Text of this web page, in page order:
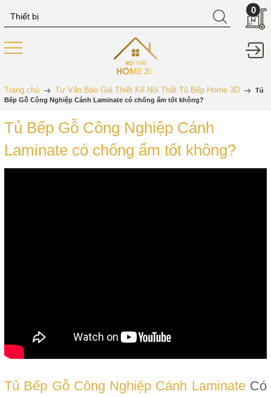
0
Trang chủ Tư Vấn Báo Giá Thiết Kế Nội Thất Tủ Bếp Home 3D
Tủ
Bếp Gỗ Công Nghiệp Cánh Laminate có chống ẩm tốt không?
Tủ Bếp Gỗ Công Nghiệp Cánh
Laminate có chống ẩm tốt không?
Tủ Bếp Gỗ Công Nghiệp Cánh LaminateCó